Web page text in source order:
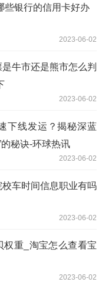
些银行的信用卡好办
2023-06-02
牛市还是熊市怎么判
2023-06-02
下线发运？揭秘深蓝
的秘诀-环球热讯
2023-06-02
校车时间信息职业有吗
2023-06-02
权重_淘宝怎么查看宝
2023-06-02